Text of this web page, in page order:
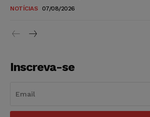
NOTÍCIAS 07/08/2026
Inscreva-se